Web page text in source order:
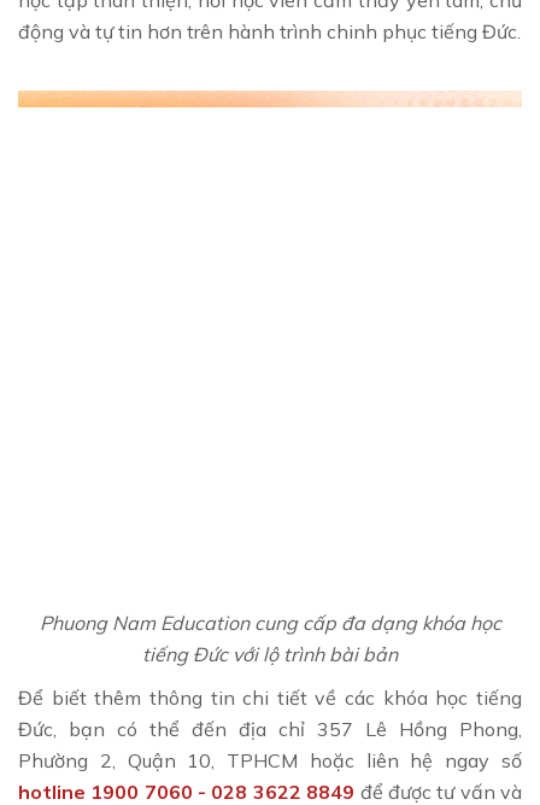
động và tự tin hơn trên hành trình chinh phục tiếng Đức.
Phuong Nam Education cung cấp đa dạng khóa học
tiếng Đức với lộ trình bài bản
Để biết thêm thông tin chi tiết về các khóa học tiếng
Đức, bạn có thể đến địa chỉ 357 Lê Hồng Phong,
Phường 2, Quận 10, TPHCM hoặc liên hệ ngay số
hotline 1900 7060 - 028 3622 8849 để được tư vấn và